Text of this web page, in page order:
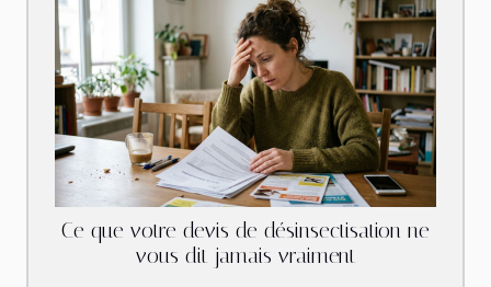
Ce que votre devis de désinsectisation ne
vous dit jamais vraiment